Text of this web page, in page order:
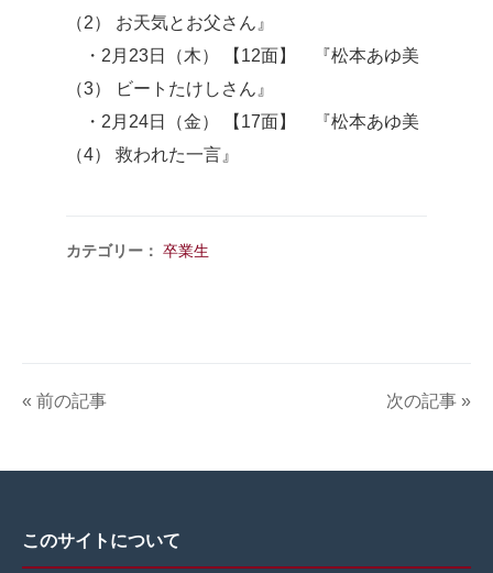
（2） お天気とお父さん』
・2月23日（木） 【12面】 『松本あゆ美
（3） ビートたけしさん』
・2月24日（金） 【17面】 『松本あゆ美
（4） 救われた一言』
カテゴリー： 卒業生
« 前の記事 次の記事 »
このサイトについて